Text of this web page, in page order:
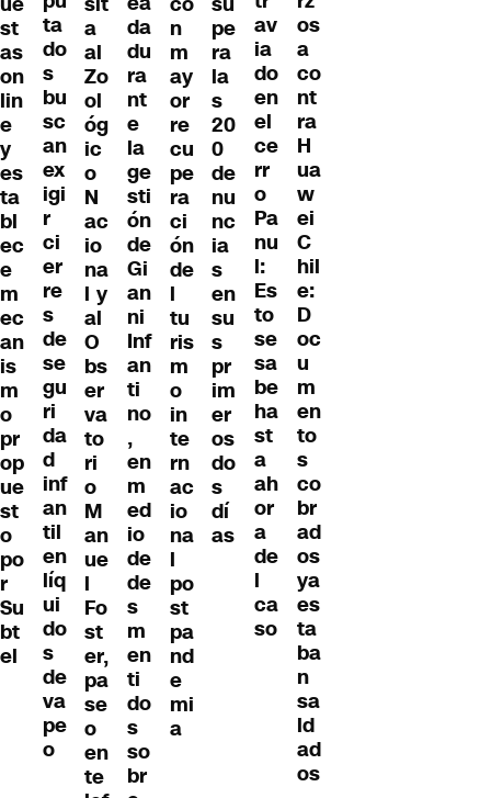
st
as
on
lin
e
y
es
ta
bl
ec
e
m
ec
an
is
m
o
pr
op
ue
st
o
po
r
Su
bt
el
ta
do
s
bu
sc
an
ex
igi
r
ci
er
re
s
de
se
gu
ri
da
d
inf
an
til
en
líq
ui
do
s
de
va
pe
o
a
al
Zo
ol
óg
ic
o
N
ac
io
na
l y
al
O
bs
er
va
to
ri
o
M
an
ue
l
Fo
st
er,
pa
se
o
en
te
da
du
ra
nt
e
la
ge
sti
ón
de
Gi
an
ni
Inf
an
ti
no
,
en
m
ed
io
de
de
s
m
en
ti
do
s
so
br
n
m
ay
or
re
cu
pe
ra
ci
ón
de
l
tu
ris
m
o
in
te
rn
ac
io
na
l
po
st
pa
nd
e
mi
a
pe
ra
la
s
20
0
de
nu
nc
ia
s
en
su
s
pr
im
er
os
do
s
dí
as
av
ia
do
en
el
ce
rr
o
Pa
nu
l:
Es
to
se
sa
be
ha
st
a
ah
or
a
de
l
ca
so
os
a
co
nt
ra
H
ua
w
ei
C
hil
e:
D
oc
u
m
en
to
s
co
br
ad
os
ya
es
ta
ba
n
sa
ld
ad
os